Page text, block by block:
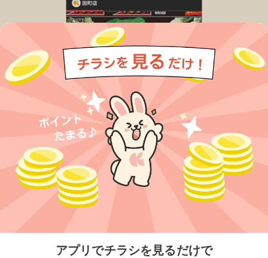
アプリでチラシを見るだけで